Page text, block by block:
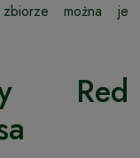
można je
Red